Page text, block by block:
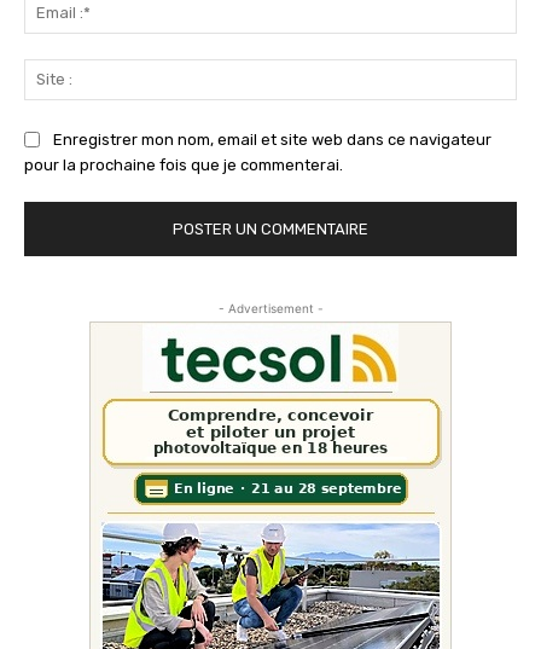
Enregistrer mon nom, email et site web dans ce navigateur
pour la prochaine fois que je commenterai.
- Advertisement -